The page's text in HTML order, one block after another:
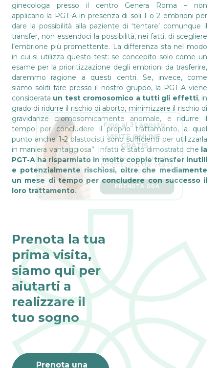
ginecologa presso il centro Genera Roma – non
applicano la PGT-A in presenza di soli 1 o 2 embrioni per
dare la possibilità alla paziente di ‘tentare’ comunque il
transfer, non essendoci la possibilità, nei fatti, di scegliere
l’embrione più promettente. La differenza sta nel modo
in cui si utilizza questo test: se concepito solo come un
esame per la prioritizzazione degli embrioni da trasferire,
daremmo ragione a questi centri. Se, invece, come
siamo soliti fare presso il nostro gruppo, la PGT-A viene
considerata un test cromosomico a tutti gli effetti, in
grado di ridurre il rischio di aborto, minimizzare il rischio di
gravidanze cromosomicamente anomale, e ridurre il
tempo per concludere il proprio trattamento, a quel
punto anche 1-2 blastocisti sono sufficienti per utilizzarla
in maniera vantaggiosa”. Infatti è stato dimostrato che la
PGT-A ha risparmiato in molte coppie transfer inutili
e potenzialmente rischiosi, oltre che mediamente
un mese di tempo per concludere con successo il
loro trattamento.
Prenota la tua
prima visita,
siamo qui per
aiutarti a
realizzare il
tuo sogno
Prenota una
VISITE ONLINE
GRATIS
L’estate è il momento
perfetto per dar vita ai
tuoi sogni.
PRENOTA ORA
Fino al 31 agosto